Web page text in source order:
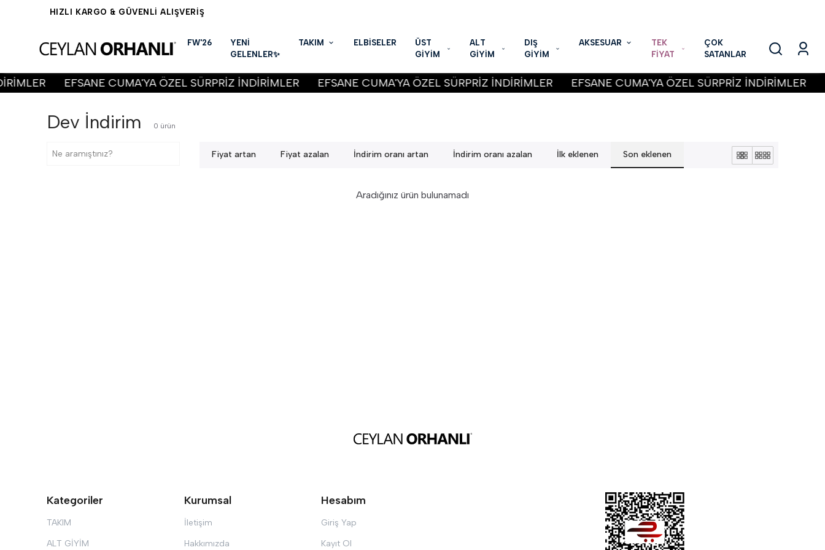
FW'26
YENİ
GELENLER✨
TAKIM ELBİSELER
ÜST
GİYİM
ALT
GİYİM
DIŞ
GİYİM
AKSESUAR
TEK
FİYAT
ÇOK
SATANLAR
EFSANE CUMA'YA ÖZEL SÜRPRİZ İNDİRİMLER EFSANE CUMA'YA ÖZEL SÜRPRİZ İNDİRİMLER EFSANE CUMA'YA ÖZEL SÜRPRİZ İNDİRİMLER
Dev İndirim 0 ürün
Fiyat artan Fiyat azalan İndirim oranı artan İndirim oranı azalan İlk eklenen Son eklenen
Aradığınız ürün bulunamadı
Kategoriler
TAKIM
ALT GİYİM
Kurumsal
İletişim
Hakkımızda
Hesabım
Giriş Yap
Kayıt Ol